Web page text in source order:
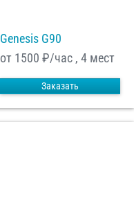
Genesis G90
от 1500 ₽/час , 4 мест
Заказать